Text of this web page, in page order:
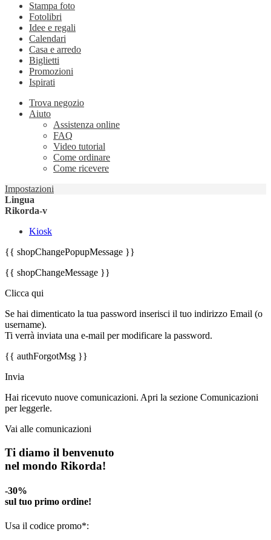
Stampa foto
Fotolibri
Idee e regali
Calendari
Casa e arredo
Biglietti
Promozioni
Ispirati
Trova negozio
Aiuto
Assistenza online
FAQ
Video tutorial
Come ordinare
Come ricevere
Impostazioni
Lingua
Rikorda-v
Kiosk
{{ shopChangePopupMessage }}
{{ shopChangeMessage }}
Clicca qui
Se hai dimenticato la tua password inserisci il tuo indirizzo Email (o
username).
Ti verrà inviata una e-mail per modificare la password.
{{ authForgotMsg }}
Invia
Hai ricevuto nuove comunicazioni. Apri la sezione Comunicazioni
per leggerle.
Vai alle comunicazioni
Ti diamo il benvenuto
nel mondo Rikorda!
-30%
sul tuo primo ordine!
Usa il codice promo*: